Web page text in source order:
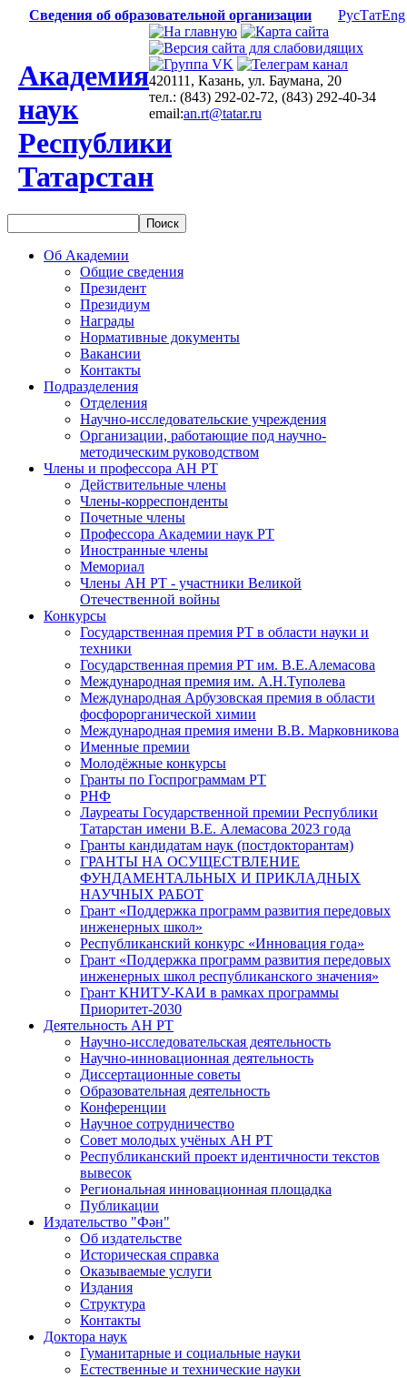
Сведения об образовательной организации РусТатEng
Академия
наук
Республики
Татарстан
420111, Казань, ул. Баумана, 20
тел.: (843) 292-02-72, (843) 292-40-34
email:an.rt@tatar.ru
Об Академии
Общие сведения
Президент
Президиум
Награды
Нормативные документы
Вакансии
Контакты
Подразделения
Отделения
Научно-исследовательские учреждения
Организации, работающие под научно-
методическим руководством
Члены и профессора АН РТ
Действительные члены
Члены-корреспонденты
Почетные члены
Профессора Академии наук РТ
Иностранные члены
Мемориал
Члены АН РТ - участники Великой
Отечественной войны
Конкурсы
Государственная премия РТ в области науки и
техники
Государственная премия РТ им. В.Е.Алемасова
Международная премия им. А.Н.Туполева
Международная Арбузовская премия в области
фосфорорганической химии
Международная премия имени В.В. Марковникова
Именные премии
Молодёжные конкурсы
Гранты по Госпрограммам РТ
РНФ
Лауреаты Государственной премии Республики
Татарстан имени В.Е. Алемасова 2023 года
Гранты кандидатам наук (постдокторантам)
ГРАНТЫ НА ОСУЩЕСТВЛЕНИЕ
ФУНДАМЕНТАЛЬНЫХ И ПРИКЛАДНЫХ
НАУЧНЫХ РАБОТ
Грант «Поддержка программ развития передовых
инженерных школ»
Республиканский конкурс «Инновация года»
Грант «Поддержка программ развития передовых
инженерных школ республиканского значения»
Грант КНИТУ-КАИ в рамках программы
Приоритет-2030
Деятельность АН РТ
Научно-исследовательская деятельность
Научно-инновационная деятельность
Диссертационные советы
Образовательная деятельность
Конференции
Научное сотрудничество
Совет молодых учёных АН РТ
Республиканский проект идентичности текстов
вывесок
Региональная инновационная площадка
Публикации
Издательство "Фән"
Об издательстве
Историческая справка
Оказываемые услуги
Издания
Структура
Контакты
Доктора наук
Гуманитарные и социальные науки
Естественные и технические науки